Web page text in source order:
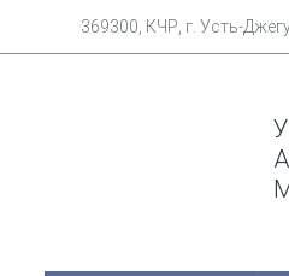
369300, КЧР, г. Усть-